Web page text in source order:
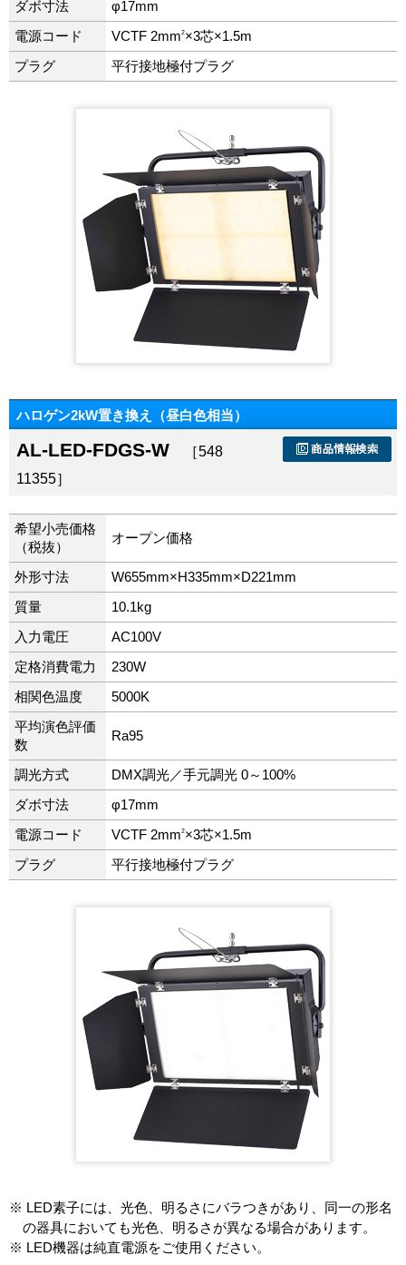
ダボ寸法 φ17mm
電源コード VCTF 2mm2×3芯×1.5m
プラグ 平行接地極付プラグ
ハロゲン2kW置き換え（昼白色相当）
AL-LED-FDGS-W ［548
11355］
希望小売価格
（税抜）
オープン価格
外形寸法 W655mm×H335mm×D221mm
質量 10.1kg
入力電圧 AC100V
定格消費電力 230W
相関色温度 5000K
平均演色評価
数
Ra95
調光方式 DMX調光／手元調光 0～100%
ダボ寸法 φ17mm
電源コード VCTF 2mm2×3芯×1.5m
プラグ 平行接地極付プラグ
※ LED素子には、光色、明るさにバラつきがあり、同一の形名
の器具においても光色、明るさが異なる場合があります。
※ LED機器は純直電源をご使用ください。